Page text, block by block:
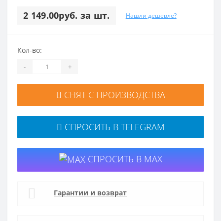
2 149.00руб. за шт. Нашли дешевле?
Кол-во:
- +
СНЯТ С ПРОИЗВОДСТВА
СПРОСИТЬ В TELEGRAM
СПРОСИТЬ В MAX
Гарантии и возврат